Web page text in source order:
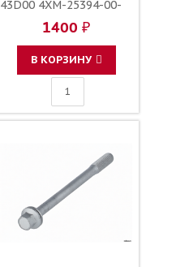
43D00 4XM-25394-00-
1400 ₽
В КОРЗИНУ